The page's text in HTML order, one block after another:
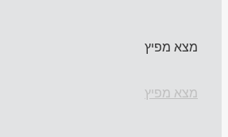
מצא מפיץ
מצא מפיץ